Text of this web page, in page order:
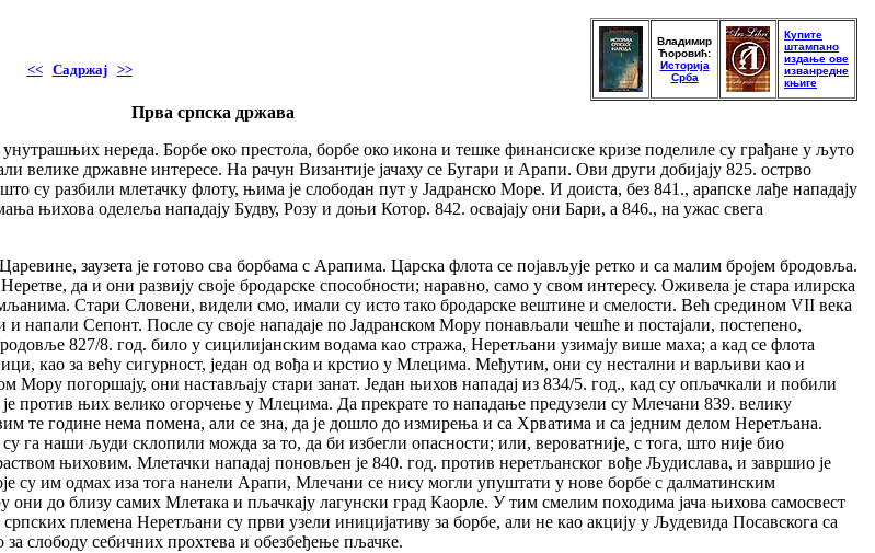
Владимир
Ћоровић:
Историја
Срба
Купите
штампано
издање ове
изванредне
књиге
<< Садржај >>
Прва српска држава
нереда. Борбе око престола, борбе око икона и тешке финансиске кризе поделиле су грађане у љуто
велике државне интересе. На рачун Византије јачаху се Бугари и Арапи. Ови други добијају 825. острво
су разбили млетачку флоту, њима је слободан пут у Јадранско Море. И доиста, без 841., арапске лађе нападају
њихова оделеља нападају Будву, Розу и доњи Котор. 842. освајају они Бари, а 846., на ужас свега
заузета је готово сва борбама с Арапима. Царска флота се појављује ретко и са малим бројем бродовља.
да и они развију своје бродарске способности; наравно, само у свом интересу. Оживела је стара илирска
Стари Словени, видели смо, имали су исто тако бродарске вештине и смелости. Већ средином VII века
напали Сепонт. После су своје нападаје по Јадранском Мору понављали чешће и постајали, постепено,
827/8. год. било у сицилијанским водама као стража, Неретљани узимају више маха; а кад се флота
као за већу сигурност, један од вођа и крстио у Млецима. Међутим, они су нестални и варљиви као и
погоршају, они настављају стари занат. Један њихов нападај из 834/5. год., кад су опљачкали и побили
је против њих велико огорчење у Млецима. Да прекрате то нападање предузели су Млечани 839. велику
те године нема помена, али се зна, да је дошло до измирења и са Хрватима и са једним делом Неретљана.
га наши људи склопили можда за то, да би избегли опасности; или, вероватније, с тога, што није био
њиховим. Млетачки нападај поновљен је 840. год. против неретљанског вође Људислава, и завршио је
су им одмах иза тога нанели Арапи, Млечани се нису могли упуштати у нове борбе с далматинским
до близу самих Млетака и пљачкају лагунски град Каорле. У тим смелим походима јача њихова самосвест
племена Неретљани су први узели иницијативу за борбе, али не као акцију у Људевида Посавскога са
слободу себичних прохтева и обезбеђење пљачке.